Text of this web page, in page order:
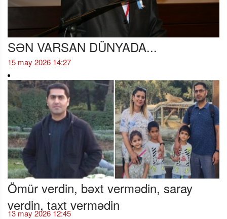
SƏN VARSAN DÜNYADA...
15 may 2026 14:27
Ömür verdin, bəxt vermədin, saray
verdin, taxt vermədin
13 may 2026 12:45